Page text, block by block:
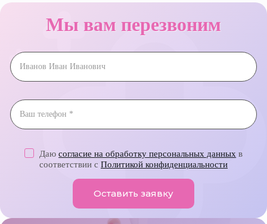
Мы вам перезвоним
Даюсогласие на обработку персональных данных в
соответствии с Политикой конфиденциальности
Оставить заявку